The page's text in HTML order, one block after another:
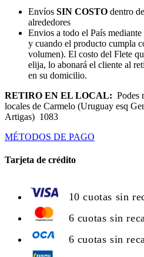
Envíos SIN COSTO dentro
alrededores
Envios a todo el País
y cuando el producto cumpla
volumen). El costo del Flete
elija, lo abonará el cliente al
en su domicilio.
RETIRO EN EL LOCAL: Podes
locales de Carmelo (Uruguay esq
Artigas) 1083
MÉTODOS DE PAGO
Tarjeta de crédito
10 cuotas sin
6 cuotas sin
6 cuotas sin